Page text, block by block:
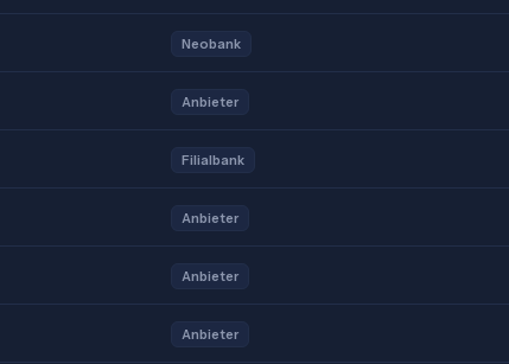
Neobank
Anbieter
Filialbank
Anbieter
Anbieter
Anbieter